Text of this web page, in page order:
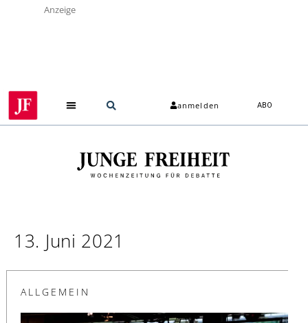
Anzeige
anmelden ABO
13. Juni 2021
ALLGEMEIN